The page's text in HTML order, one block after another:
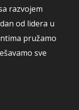
razvojem
od lidera u
pružamo
sve